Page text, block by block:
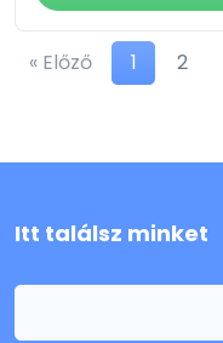
« Előző 1 2
Itt találsz minket